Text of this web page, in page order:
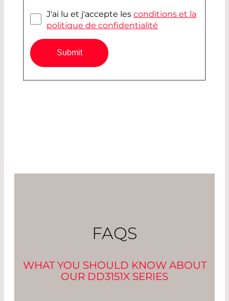
J'ai lu et j'accepte lesconditions et la
politique de confidentialité
Submit
FAQS
WHAT YOU SHOULD KNOW ABOUT
OUR DD3151X SERIES